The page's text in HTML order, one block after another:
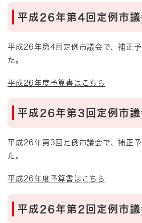
平成26年第4回定例市議
平成26年第4回定例市議会で、補正
た。
平成26年度予算書はこちら
平成26年第3回定例市議
平成26年第3回定例市議会で、補正
た。
平成26年度予算書はこちら
平成26年第2回定例市議